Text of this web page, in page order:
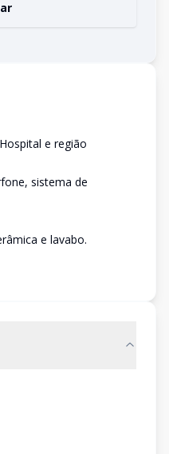
e região
sistema de
e lavabo.